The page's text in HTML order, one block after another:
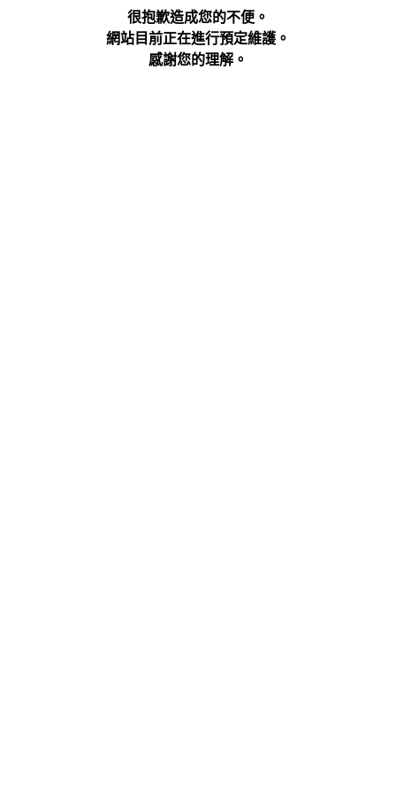
很抱歉造成您的不便。
網站目前正在進行預定維護。
感謝您的理解。